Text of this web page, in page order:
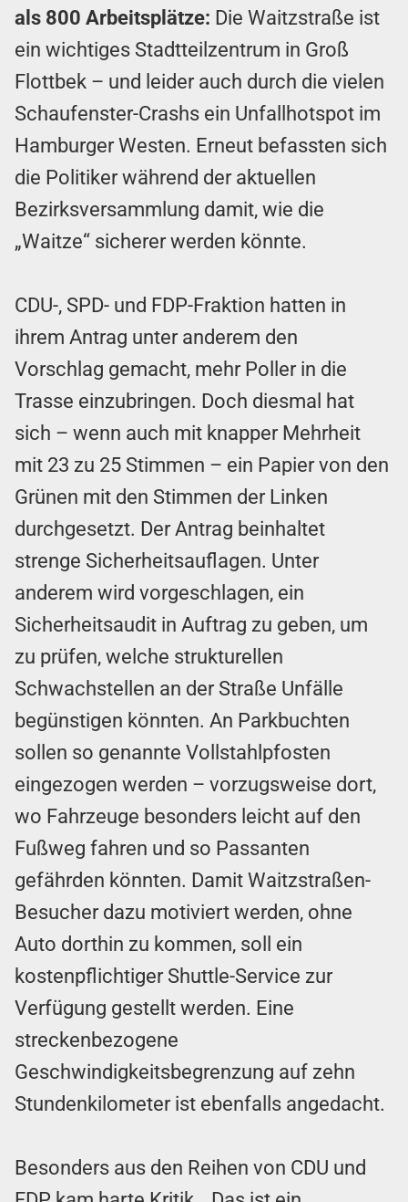
als 800 Arbeitsplätze: Die Waitzstraße ist
ein wichtiges Stadtteilzentrum in Groß
Flottbek – und leider auch durch die vielen
Schaufenster-Crashs ein Unfallhotspot im
Hamburger Westen. Erneut befassten sich
die Politiker während der aktuellen
Bezirksversammlung damit, wie die
„Waitze“ sicherer werden könnte.
CDU-, SPD- und FDP-Fraktion hatten in
ihrem Antrag unter anderem den
Vorschlag gemacht, mehr Poller in die
Trasse einzubringen. Doch diesmal hat
sich – wenn auch mit knapper Mehrheit
mit 23 zu 25 Stimmen – ein Papier von den
Grünen mit den Stimmen der Linken
durchgesetzt. Der Antrag beinhaltet
strenge Sicherheitsauflagen. Unter
anderem wird vorgeschlagen, ein
Sicherheitsaudit in Auftrag zu geben, um
zu prüfen, welche strukturellen
Schwachstellen an der Straße Unfälle
begünstigen könnten. An Parkbuchten
sollen so genannte Vollstahlpfosten
eingezogen werden – vorzugsweise dort,
wo Fahrzeuge besonders leicht auf den
Fußweg fahren und so Passanten
gefährden könnten. Damit Waitzstraßen-
Besucher dazu motiviert werden, ohne
Auto dorthin zu kommen, soll ein
kostenpflichtiger Shuttle-Service zur
Verfügung gestellt werden. Eine
streckenbezogene
Geschwindigkeitsbegrenzung auf zehn
Stundenkilometer ist ebenfalls angedacht.
Besonders aus den Reihen von CDU und